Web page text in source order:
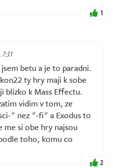
1
7:31
betu a je to paradni.
ty hry maji k sobe
blizko k Mass Effectu.
vidim v tom, ze
" nez "-fi" a Exodus to
me si obe hry najsou
toho, komu co
2